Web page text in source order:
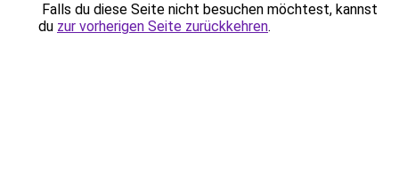
Falls du diese Seite nicht besuchen möchtest, kannst
du zur vorherigen Seite zurückkehren.